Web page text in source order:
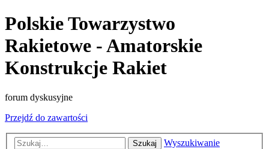
Polskie Towarzystwo
Rakietowe - Amatorskie
Konstrukcje Rakiet
forum dyskusyjne
Przejdź do zawartości
Szukaj
Wyszukiwanie